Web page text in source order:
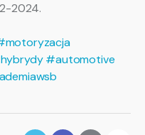
2024.
#automotive